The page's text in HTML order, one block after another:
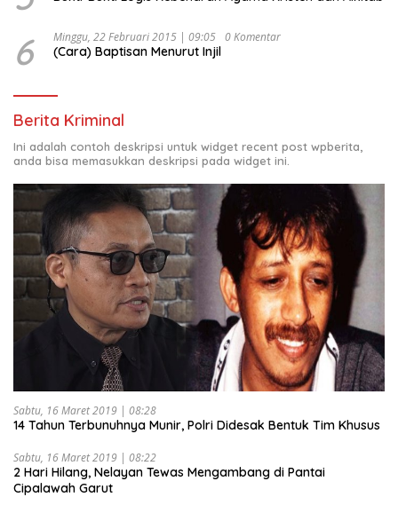
6 Minggu, 22 Februari 2015 | 09:05 0 Komentar
(Cara) Baptisan Menurut Injil
Berita Kriminal
Ini adalah contoh deskripsi untuk widget recent post wpberita,
anda bisa memasukkan deskripsi pada widget ini.
Sabtu, 16 Maret 2019 | 08:28
14 Tahun Terbunuhnya Munir, Polri Didesak Bentuk Tim Khusus
Sabtu, 16 Maret 2019 | 08:22
2 Hari Hilang, Nelayan Tewas Mengambang di Pantai
Cipalawah Garut